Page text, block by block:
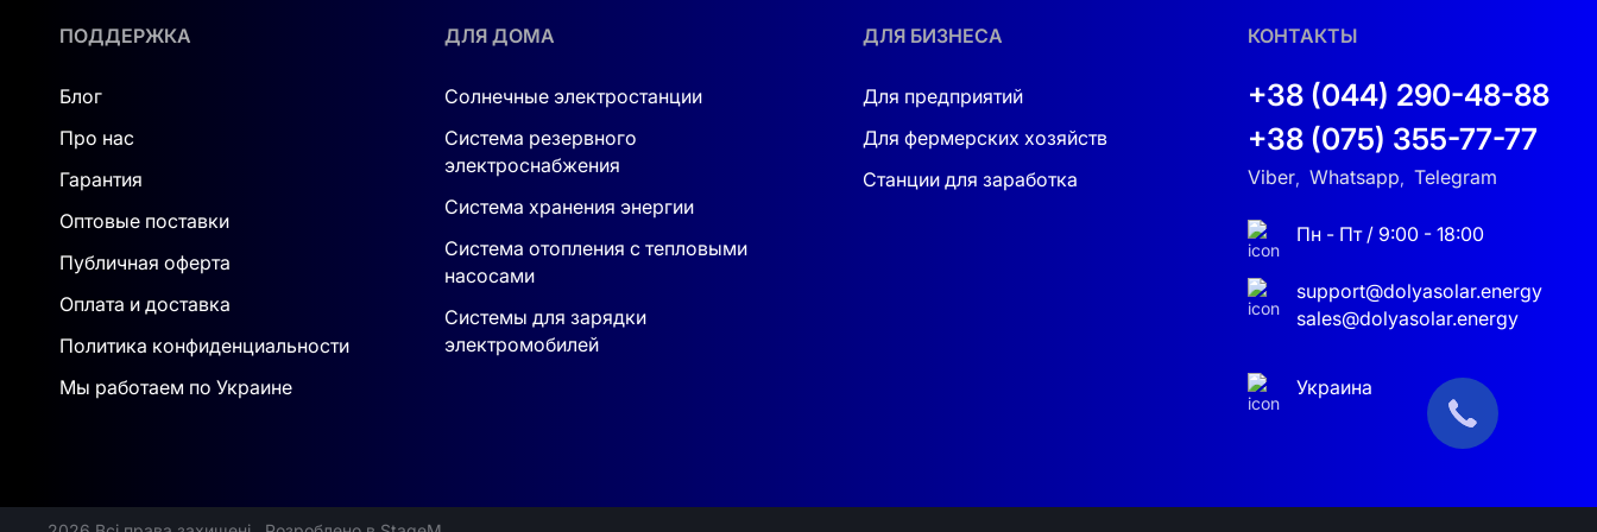
Расширение до 36 аккумуляторов
Настенный или напольный монтаж
Удалённое управление и обновление
Экологически чистые материалы
Гарантия и сервис:
Компания Доля предоставляет официальный сервис в Украине. Сервисный центр в Киеве. Монтаж под ключ доступен по заявке:
https://dolyasolar.energy/ua/rishennja-pid-kljuch
ПОДДЕРЖКА
Блог
Про нас
Гарантия
Оптовые поставки
Публичная оферта
Оплата и доставка
Политика конфиденциальности
Мы работаем по Украине
ДЛЯ ДОМА
Солнечные электростанции
Система резервного
электроснабжения
Система хранения энергии
Система отопления с тепловыми
насосами
Системы для зарядки
электромобилей
ДЛЯ БИЗНЕСА
Для предприятий
Для фермерских хозяйств
Станции для заработка
КОНТАКТЫ
+38 (044) 290-48-88
+38 (075) 355-77-77
Viber, Whatsapp, Telegram
Пн - Пт / 9:00 - 18:00
support@dolyasolar.energy
sales@dolyasolar.energy
Украина